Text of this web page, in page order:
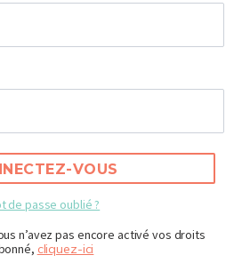
VOUS
de passe oublié ?
n’avez pas encore activé vos droits
cliquez-ici